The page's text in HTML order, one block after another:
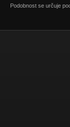
Podobnost se určuje